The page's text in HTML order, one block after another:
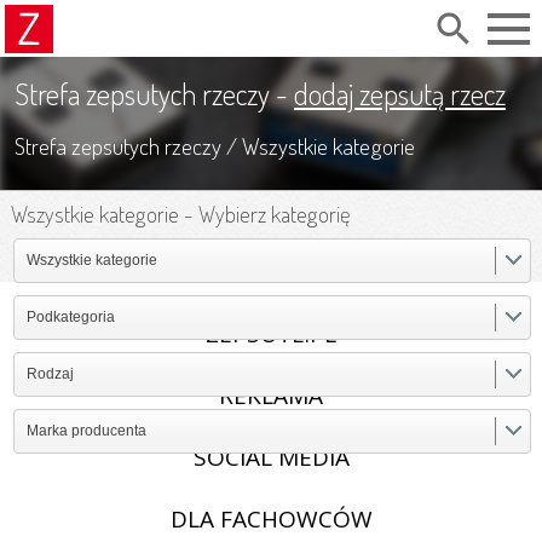
search
Strefa zepsutych rzeczy -dodaj zepsutą rzecz
Strefa zepsutych rzeczy/Wszystkie kategorie
Wszystkie kategorie - Wybierz kategorię
Wszystkie kategorie
Podkategoria
Rodzaj
Marka producenta
ZEPSUTE.PL
REKLAMA
SOCIAL MEDIA
DLA FACHOWCÓW